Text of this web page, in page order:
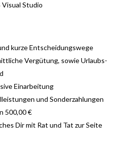
Studio
kurze Entscheidungswege
Vergütung, sowie Urlaubs-
Einarbeitung
und Sonderzahlungen
500,00 €
Dir mit Rat und Tat zur Seite